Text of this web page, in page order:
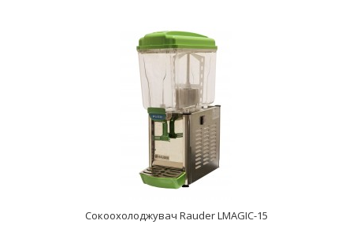
Сокоохолоджувач Rauder LMAGIC-15